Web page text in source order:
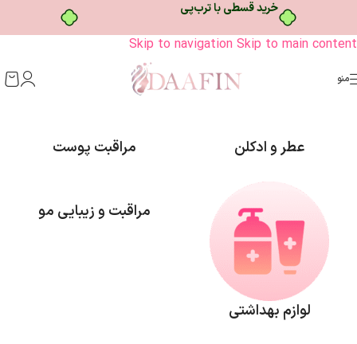
Skip to navigation Skip to main content
منو
عطر و ادکلن مراقبت پوست
لوازم بهداشتی
مراقبت و زیبایی مو